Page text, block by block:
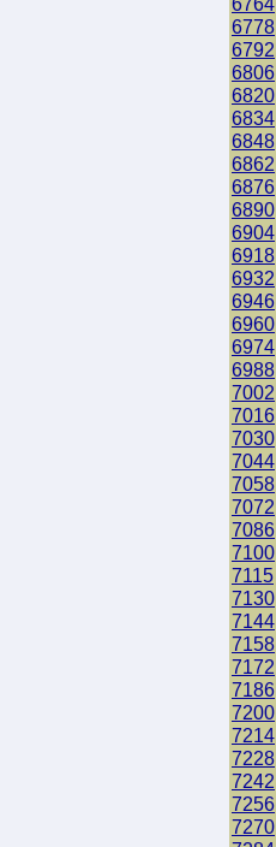
6778
6792
6806
6820
6834
6848
6862
6876
6890
6904
6918
6932
6946
6960
6974
6988
7002
7016
7030
7044
7058
7072
7086
7100
7115
7130
7144
7158
7172
7186
7200
7214
7228
7242
7256
7270